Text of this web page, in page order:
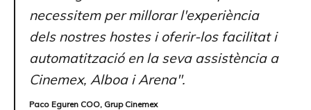
necessitem per millorar l'experiència
dels nostres hostes i oferir-los facilitat i
automatització en la seva assistència a
Cinemex, Alboa i Arena".
Paco Eguren COO, Grup Cinemex